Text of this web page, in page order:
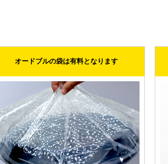
オードブルの袋は有料となります